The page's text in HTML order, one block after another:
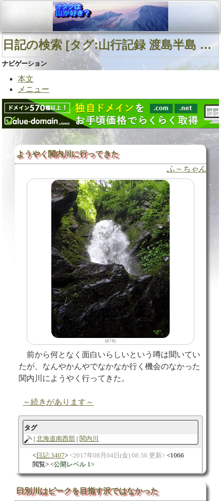
日記の検索 [タグ:山行記録 渡島半島 白水岳 遊楽部山塊] 01～02(02件中)
ナビゲーション
本文
メニュー
ようやく関内川に行ってきた
ふ～ちゃん
(674)
前から何となく面白いらしいという噂は聞いてい
たが、なんやかんやでなかなか行く機会のなかった
関内川にようやく行ってきた。
～続きがあります～
タグ
北海道南西部
関内川
日記:3407 2017年08月04日(金) 08:56 更新
1066
閲覧
公開レベル 1
臼別川はピークを目指す沢ではなかった